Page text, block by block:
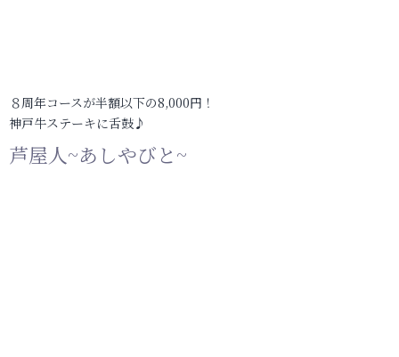
８周年コースが半額以下の8,000円！
神戸牛ステーキに舌鼓♪
芦屋人~あしやびと~